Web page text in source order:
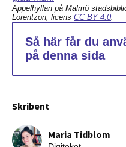
Skribent
Maria Tidblom
Äppelhyllan på Malmö
Lorentzon, licens CC BY 4.0.
Så här får du
på denna sida